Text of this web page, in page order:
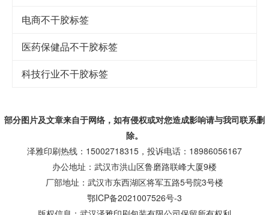
电商不干胶标签
医药保健品不干胶标签
科技行业不干胶标签
部分图片及文章来自于网络，如有侵权或对您造成影响请与我司联系删
除。
泽雅印刷热线：15002718315，投诉电话：18986056167
办公地址：武汉市洪山区鲁磨路联峰大厦9楼
厂部地址：武汉市东西湖区将军五路5号院3号楼
鄂ICP备2021007526号-3